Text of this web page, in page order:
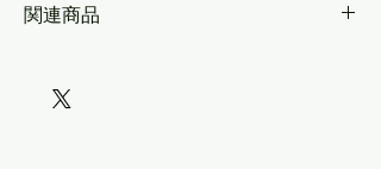
貼付後にプライマー塗布が必要です＊＊無塗
関連商品